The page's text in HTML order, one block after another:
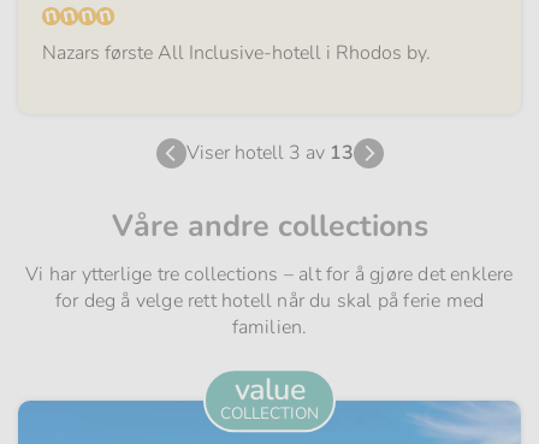
Nazars første All Inclusive-hotell i Rhodos by.
Viser hotell 3 av 13
Våre andre collections
Vi har ytterlige tre collections – alt for å gjøre det enklere
for deg å velge rett hotell når du skal på ferie med
familien.
value
COLLECTION